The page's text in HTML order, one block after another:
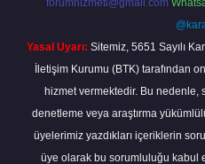
forumhizmeti@gmail.com
Yasal Uyarı: Sitemiz, 5651 Sayılı
İletişim Kurumu (BTK) tarafından
hizmet vermektedir. Bu
denetleme veya araştırma
üyelerimiz yazdıkları içeriklerin
üye olarak bu sorumluluğu kabul